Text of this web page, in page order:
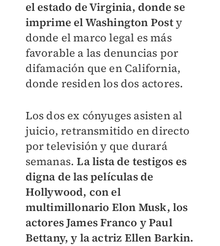
el estado de Virginia, donde se
imprime el Washington Posty
donde el marco legal es más
favorable a las denuncias por
difamación que en California,
donde residen los dos actores.
Los dos ex cónyuges asisten al
juicio, retransmitido en directo
por televisión y que durará
semanas.La lista de testigos es
digna de las películas de
Hollywood, con el
multimillonario Elon Musk, los
actores James Franco y Paul
Bettany, y la actriz Ellen Barkin.